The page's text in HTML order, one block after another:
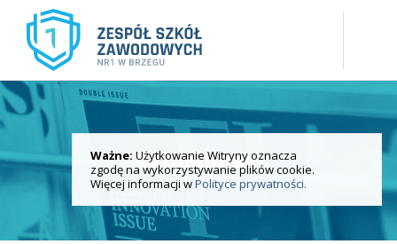
Ważne: Użytkowanie Witryny oznacza
zgodę na wykorzystywanie plików cookie.
Więcej informacji wPolityce prywatności.
Aktualności
i wydarzenia